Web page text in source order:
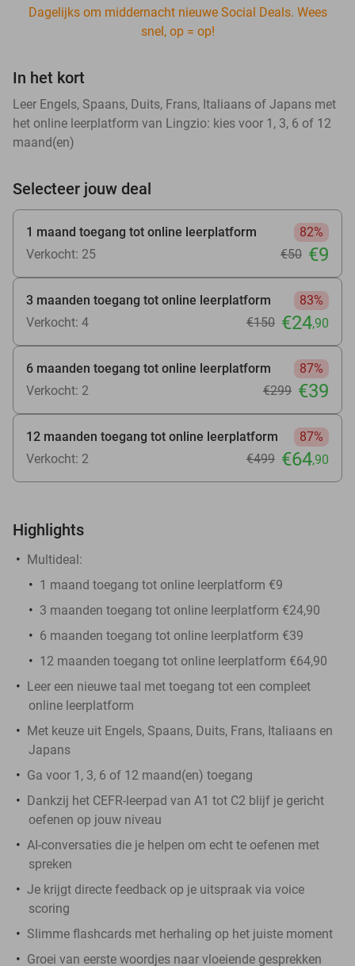
Dagelijks om middernacht nieuwe Social Deals. Wees
snel, op = op!
In het kort
Leer Engels, Spaans, Duits, Frans, Italiaans of Japans met
het online leerplatform van Lingzio: kies voor 1, 3, 6 of 12
maand(en)
Selecteer jouw deal
1 maand toegang tot online leerplatform
82%
Verkocht: 25
€50 €9
3 maanden toegang tot online leerplatform
83%
Verkocht: 4
€150 €24,90
6 maanden toegang tot online leerplatform
87%
Verkocht: 2
€299 €39
12 maanden toegang tot online leerplatform
87%
Verkocht: 2
€499 €64,90
Highlights
Multideal:
1 maand toegang tot online leerplatform €9
3 maanden toegang tot online leerplatform €24,90
6 maanden toegang tot online leerplatform €39
12 maanden toegang tot online leerplatform €64,90
Leer een nieuwe taal met toegang tot een compleet
online leerplatform
Met keuze uit Engels, Spaans, Duits, Frans, Italiaans en
Japans
Ga voor 1, 3, 6 of 12 maand(en) toegang
Dankzij het CEFR-leerpad van A1 tot C2 blijf je gericht
oefenen op jouw niveau
AI-conversaties die je helpen om echt te oefenen met
spreken
Je krijgt directe feedback op je uitspraak via voice
scoring
Slimme flashcards met herhaling op het juiste moment
Groei van eerste woordjes naar vloeiende gesprekken